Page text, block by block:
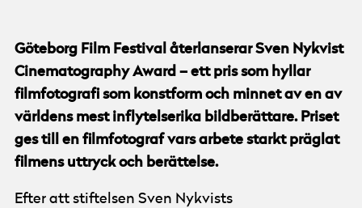
Göteborg Film Festival återlanserar Sven Nykvist
Cinematography Award – ett pris som hyllar
filmfotografi som konstform och minnet av en av
världens mest inflytelserika bildberättare. Priset
ges till en filmfotograf vars arbete starkt präglat
filmens uttryck och berättelse.
Efter att stiftelsen Sven Nykvists